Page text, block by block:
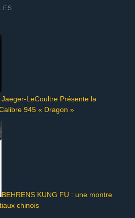
Jaeger-LeCoultre Présente la
945 « Dragon »
BEHRENS KUNG FU : une montre
chinois